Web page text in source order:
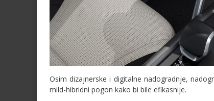
Osim dizajnerske i digitalne nadogradnje,
mild-hibridni pogon kako bi bile efikasnije.